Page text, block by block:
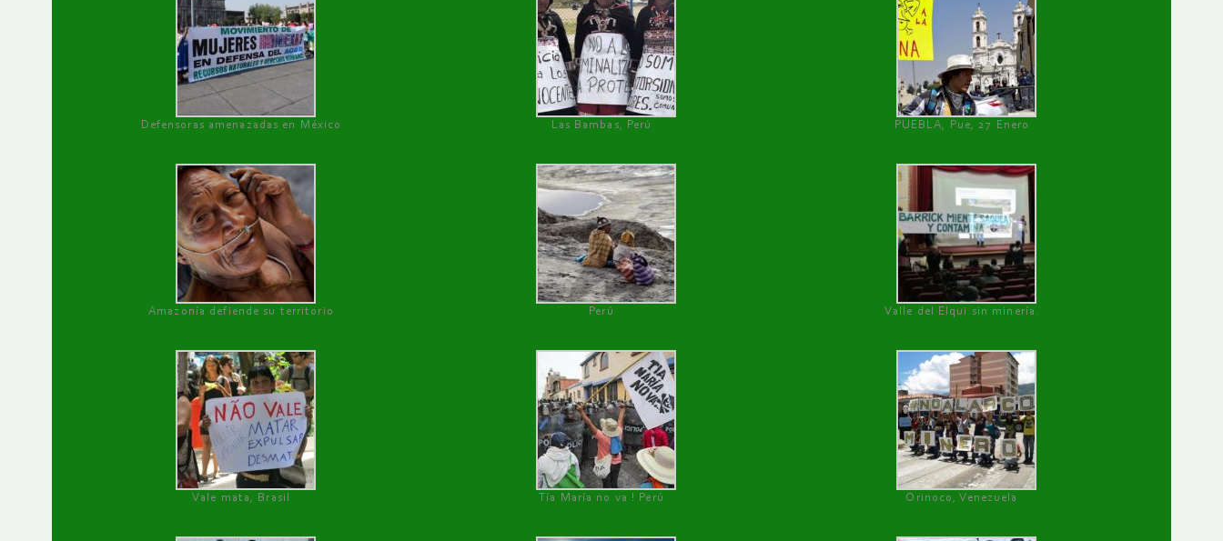
Defensoras amenazadas en México Las Bambas, Perú PUEBLA, Pue, 27 Enero
Amazonía defiende su territorio Perú Valle del Elqui sin minería.
Vale mata, Brasil Tía María no va ! Perú Orinoco, Venezuela